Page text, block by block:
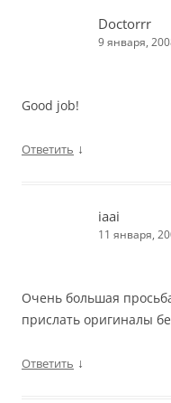
Doctorrr
9 января,
Good job!
Ответить ↓
iaai
11 января,
Очень большая
прислать оригиналы
Ответить ↓